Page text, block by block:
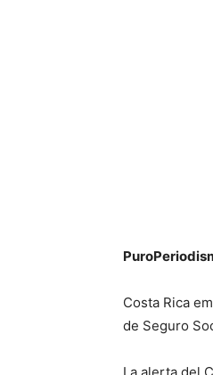
Costa Rica
de Seguro